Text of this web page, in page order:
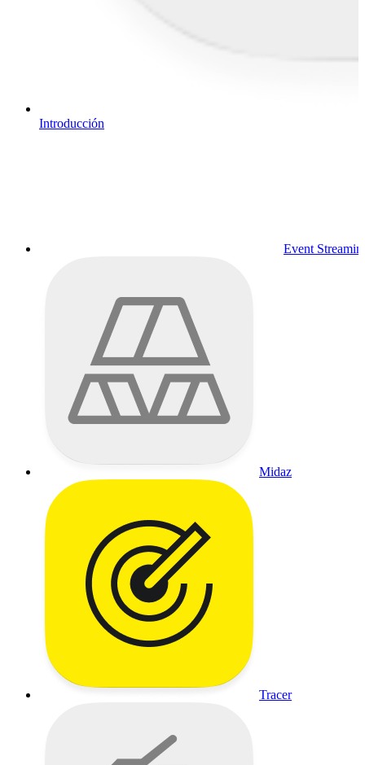
Introducción
Event
Midaz
Tracer